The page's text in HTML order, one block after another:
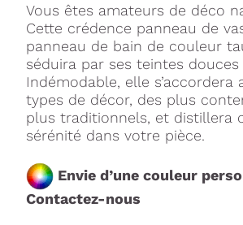
Vous êtes amateurs de déco
Cette crédence panneau de
panneau de bain de couleur
séduira par ses teintes
Indémodable, elle s’accordera
types de décor, des plus
plus traditionnels, et distillera
sérénité dans votre pièce.
Envie d’une couleur
Contactez-nous